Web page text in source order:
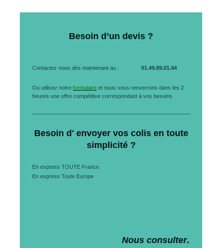
Besoin d’un devis ?
Contactez nous dès maintenant au : 01.49.89.01.44
Ou utilisez notre formulaire et nous vous renverrons dans les 2
heures une offre compétitive correspondant à vos besoins
Besoin d' envoyer vos colis en toute
simplicité ?
En express TOUTE France
En express Toute Europe
Nous consulter.